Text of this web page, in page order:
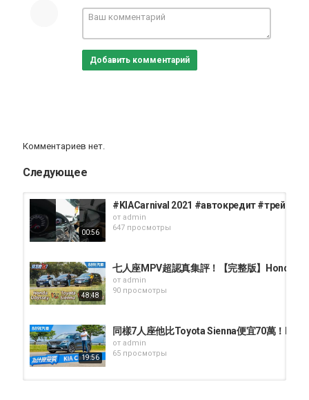
Добавить комментарий
Комментариев нет.
Следующее
00:56
#KIACarnival 2021 #автокредит #трейдин
от admin
647 просмотры
48:48
七人座MPV超認真集評！【完整版】Honda
от admin
90 просмотры
19:56
同樣7人座他比Toyota Sienna便宜70萬！KIA
от admin
65 просмотры